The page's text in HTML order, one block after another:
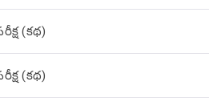
(క‌థ‌)
(క‌థ‌)